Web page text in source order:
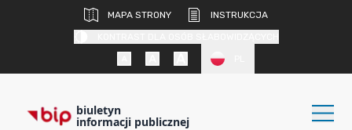
MAPA STRONY
INSTRUKCJA
biuletyn
informacji publicznej